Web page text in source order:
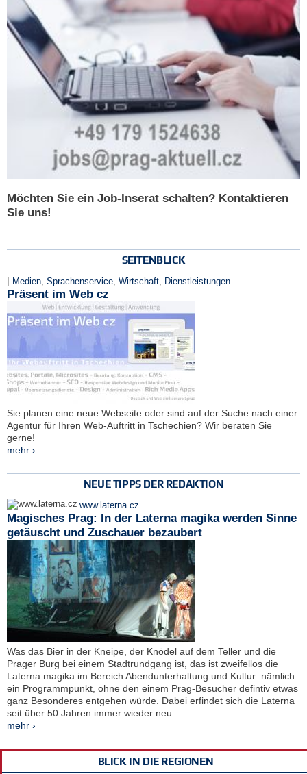
Möchten Sie ein Job-Inserat schalten? Kontaktieren
Sie uns!
SEITENBLICK
| Medien, Sprachenservice, Wirtschaft, Dienstleistungen
Präsent im Web cz
Sie planen eine neue Webseite oder sind auf der Suche nach einer
Agentur für Ihren Web-Auftritt in Tschechien? Wir beraten Sie
gerne!
mehr ›
NEUE TIPPS DER REDAKTION
www.laterna.cz
Magisches Prag: In der Laterna magika werden Sinne
getäuscht und Zuschauer bezaubert
Was das Bier in der Kneipe, der Knödel auf dem Teller und die
Prager Burg bei einem Stadtrundgang ist, das ist zweifellos die
Laterna magika im Bereich Abendunterhaltung und Kultur: nämlich
ein Programmpunkt, ohne den einem Prag-Besucher defintiv etwas
ganz Besonderes entgehen würde. Dabei erfindet sich die Laterna
seit über 50 Jahren immer wieder neu.
mehr ›
BLICK IN DIE REGIONEN